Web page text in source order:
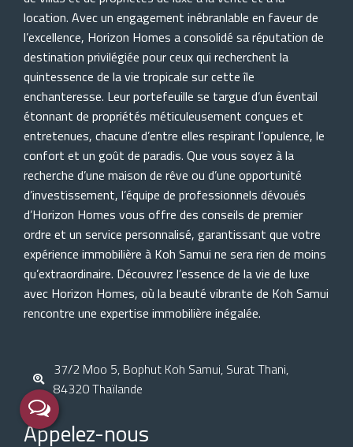
location. Avec un engagement inébranlable en faveur de
l’excellence, Horizon Homes a consolidé sa réputation de
destination privilégiée pour ceux qui recherchent la
quintessence de la vie tropicale sur cette île
enchanteresse. Leur portefeuille se targue d’un éventail
étonnant de propriétés méticuleusement conçues et
entretenues, chacune d’entre elles respirant l’opulence, le
confort et un goût de paradis. Que vous soyez à la
recherche d’une maison de rêve ou d’une opportunité
d’investissement, l’équipe de professionnels dévoués
d’Horizon Homes vous offre des conseils de premier
ordre et un service personnalisé, garantissant que votre
expérience immobilière à Koh Samui ne sera rien de moins
qu’extraordinaire. Découvrez l’essence de la vie de luxe
avec Horizon Homes, où la beauté vibrante de Koh Samui
rencontre une expertise immobilière inégalée.
37/2 Moo 5, Bophut Koh Samui, Surat Thani,
84320 Thaïlande
Appelez-nous